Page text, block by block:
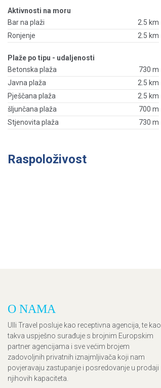
Aktivnosti na moru
Bar na plaži
2.5 km
Ronjenje
2.5 km
Plaže po tipu - udaljenosti
Betonska plaža
730 m
Javna plaža
2.5 km
Pješčana plaža
2.5 km
šljunčana plaža
700 m
Stjenovita plaža
730 m
Raspoloživost
O NAMA
Ulli Travel posluje kao receptivna agencija, te kao
takva uspješno surađuje s brojnim Europskim
partner agencijama i sve većim brojem
zadovoljnih privatnih iznajmljivača koji nam
povjeravaju zastupanje i posredovanje u prodaji
njihovih kapaciteta.